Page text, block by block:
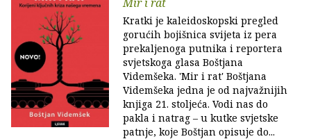
Kratki je kaleidoskopski pregled
gorućih bojišnica svijeta iz pera
prekaljenoga putnika i reportera
svjetskoga glasa Boštjana
Videmšeka. 'Mir i rat' Boštjana
Videmšeka jedna je od najvažnijih
knjiga 21. stoljeća. Vodi nas do
pakla i natrag – u kutke svjetske
patnje, koje Boštjan opisuje do...